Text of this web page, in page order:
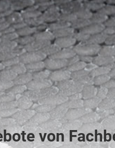
von